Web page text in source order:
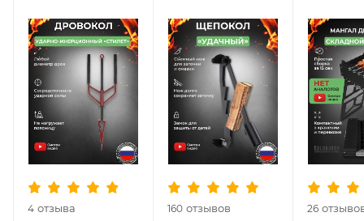
4 отзыва 160 отзывов 26